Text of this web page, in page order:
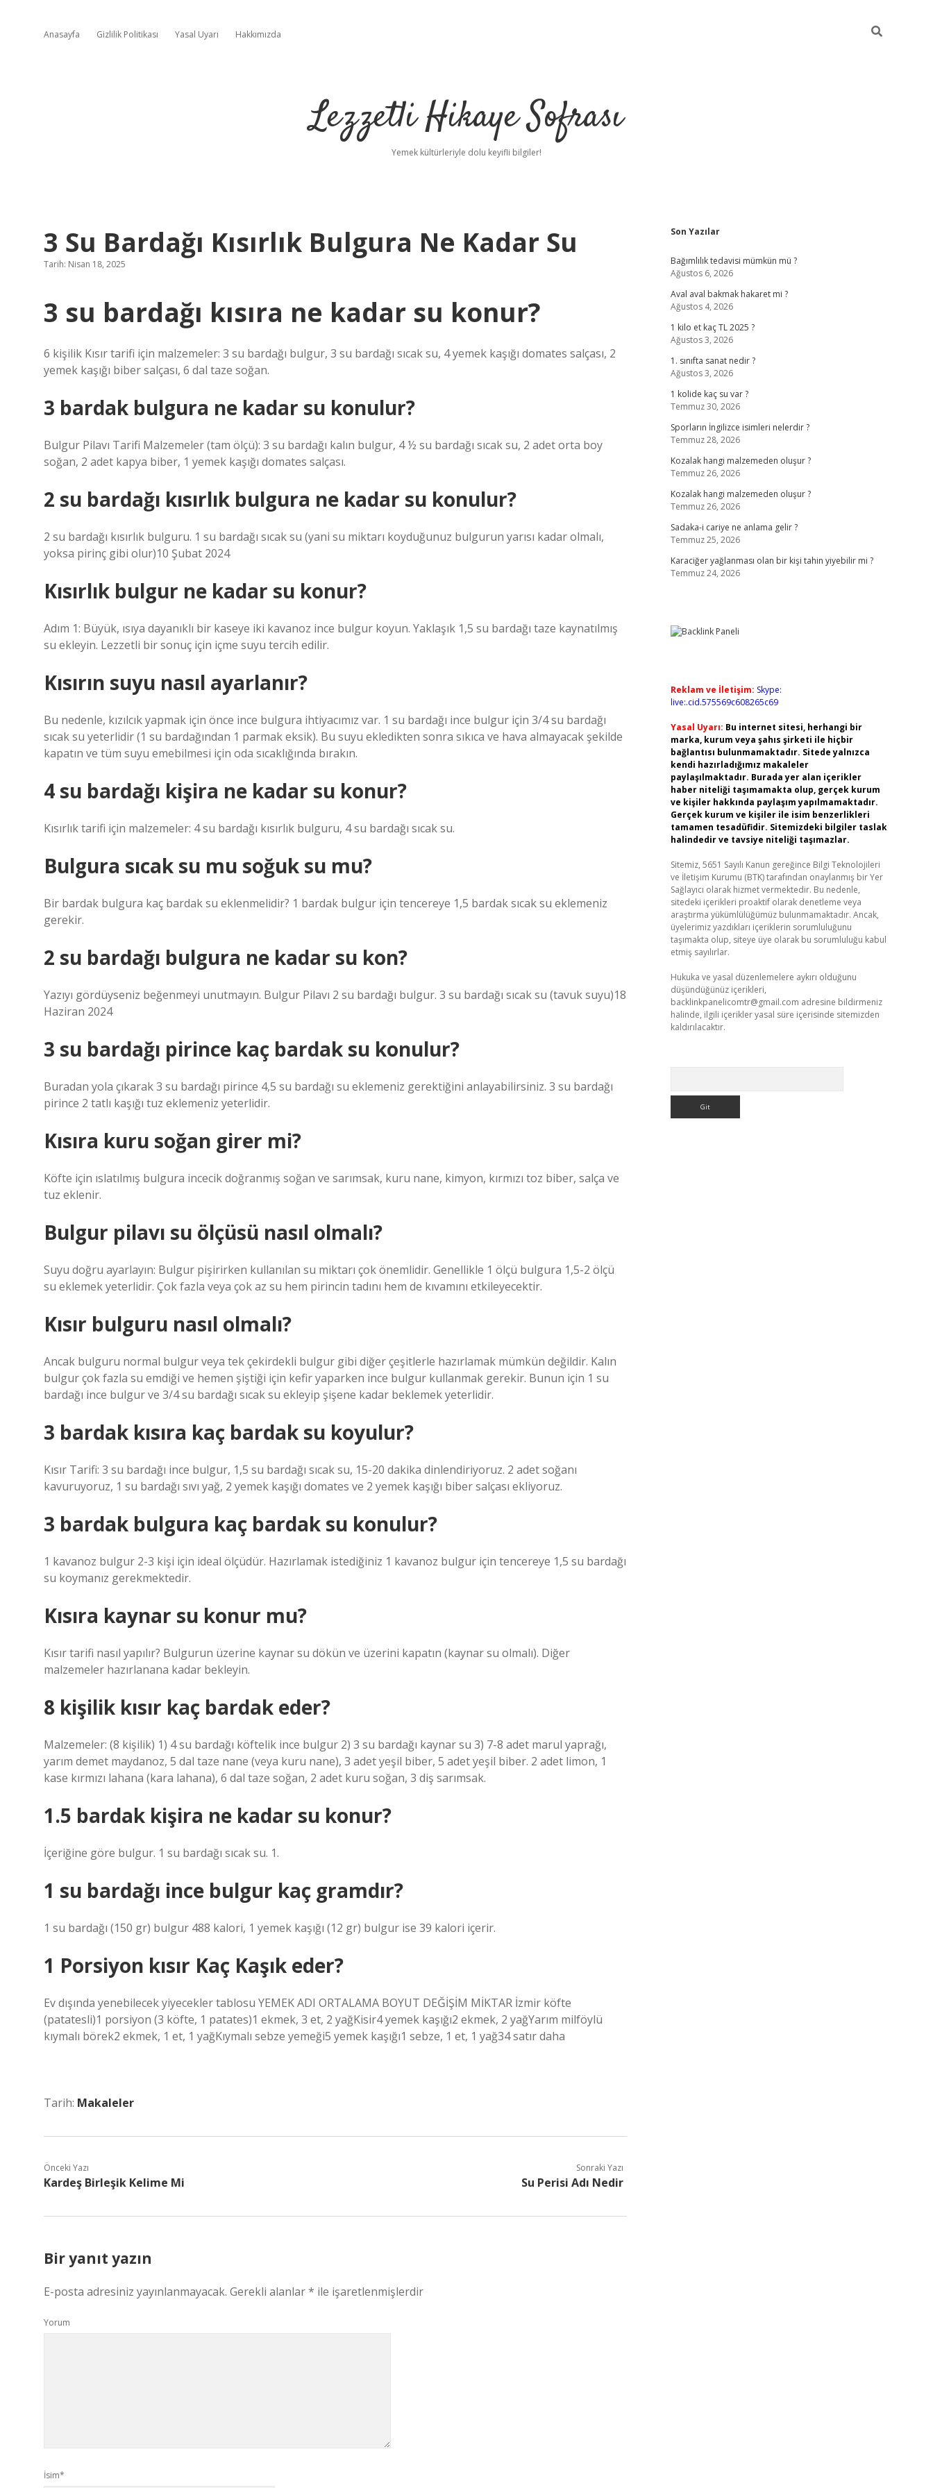
Anasayfa Gizlilik Politikası Yasal Uyarı Hakkımızda
Lezzetli Hikaye Sofrası
Yemek kültürleriyle dolu keyifli bilgiler!
3 Su Bardağı Kısırlık Bulgura Ne Kadar Su
Tarih: Nisan 18, 2025
3 su bardağı kısıra ne kadar su konur?
6 kişilik Kısır tarifi için malzemeler: 3 su bardağı bulgur, 3 su bardağı sıcak su, 4 yemek kaşığı domates salçası, 2
yemek kaşığı biber salçası, 6 dal taze soğan.
3 bardak bulgura ne kadar su konulur?
Bulgur Pilavı Tarifi Malzemeler (tam ölçü): 3 su bardağı kalın bulgur, 4 ½ su bardağı sıcak su, 2 adet orta boy
soğan, 2 adet kapya biber, 1 yemek kaşığı domates salçası.
2 su bardağı kısırlık bulgura ne kadar su konulur?
2 su bardağı kısırlık bulguru. 1 su bardağı sıcak su (yani su miktarı koyduğunuz bulgurun yarısı kadar olmalı,
yoksa pirinç gibi olur)10 Şubat 2024
Kısırlık bulgur ne kadar su konur?
Adım 1: Büyük, ısıya dayanıklı bir kaseye iki kavanoz ince bulgur koyun. Yaklaşık 1,5 su bardağı taze kaynatılmış
su ekleyin. Lezzetli bir sonuç için içme suyu tercih edilir.
Kısırın suyu nasıl ayarlanır?
Bu nedenle, kızılcık yapmak için önce ince bulgura ihtiyacımız var. 1 su bardağı ince bulgur için 3/4 su bardağı
sıcak su yeterlidir (1 su bardağından 1 parmak eksik). Bu suyu ekledikten sonra sıkıca ve hava almayacak şekilde
kapatın ve tüm suyu emebilmesi için oda sıcaklığında bırakın.
4 su bardağı kişira ne kadar su konur?
Kısırlık tarifi için malzemeler: 4 su bardağı kısırlık bulguru, 4 su bardağı sıcak su.
Bulgura sıcak su mu soğuk su mu?
Bir bardak bulgura kaç bardak su eklenmelidir? 1 bardak bulgur için tencereye 1,5 bardak sıcak su eklemeniz
gerekir.
2 su bardağı bulgura ne kadar su kon?
Yazıyı gördüyseniz beğenmeyi unutmayın. Bulgur Pilavı 2 su bardağı bulgur. 3 su bardağı sıcak su (tavuk suyu)18
Haziran 2024
3 su bardağı pirince kaç bardak su konulur?
Buradan yola çıkarak 3 su bardağı pirince 4,5 su bardağı su eklemeniz gerektiğini anlayabilirsiniz. 3 su bardağı
pirince 2 tatlı kaşığı tuz eklemeniz yeterlidir.
Kısıra kuru soğan girer mi?
Köfte için ıslatılmış bulgura incecik doğranmış soğan ve sarımsak, kuru nane, kimyon, kırmızı toz biber, salça ve
tuz eklenir.
Bulgur pilavı su ölçüsü nasıl olmalı?
Suyu doğru ayarlayın: Bulgur pişirirken kullanılan su miktarı çok önemlidir. Genellikle 1 ölçü bulgura 1,5-2 ölçü
su eklemek yeterlidir. Çok fazla veya çok az su hem pirincin tadını hem de kıvamını etkileyecektir.
Kısır bulguru nasıl olmalı?
Ancak bulguru normal bulgur veya tek çekirdekli bulgur gibi diğer çeşitlerle hazırlamak mümkün değildir. Kalın
bulgur çok fazla su emdiği ve hemen şiştiği için kefir yaparken ince bulgur kullanmak gerekir. Bunun için 1 su
bardağı ince bulgur ve 3/4 su bardağı sıcak su ekleyip şişene kadar beklemek yeterlidir.
3 bardak kısıra kaç bardak su koyulur?
Kısır Tarifi: 3 su bardağı ince bulgur, 1,5 su bardağı sıcak su, 15-20 dakika dinlendiriyoruz. 2 adet soğanı
kavuruyoruz, 1 su bardağı sıvı yağ, 2 yemek kaşığı domates ve 2 yemek kaşığı biber salçası ekliyoruz.
3 bardak bulgura kaç bardak su konulur?
1 kavanoz bulgur 2-3 kişi için ideal ölçüdür. Hazırlamak istediğiniz 1 kavanoz bulgur için tencereye 1,5 su bardağı
su koymanız gerekmektedir.
Kısıra kaynar su konur mu?
Kısır tarifi nasıl yapılır? Bulgurun üzerine kaynar su dökün ve üzerini kapatın (kaynar su olmalı). Diğer
malzemeler hazırlanana kadar bekleyin.
8 kişilik kısır kaç bardak eder?
Malzemeler: (8 kişilik) 1) 4 su bardağı köftelik ince bulgur 2) 3 su bardağı kaynar su 3) 7-8 adet marul yaprağı,
yarım demet maydanoz, 5 dal taze nane (veya kuru nane), 3 adet yeşil biber, 5 adet yeşil biber. 2 adet limon, 1
kase kırmızı lahana (kara lahana), 6 dal taze soğan, 2 adet kuru soğan, 3 diş sarımsak.
1.5 bardak kişira ne kadar su konur?
İçeriğine göre bulgur. 1 su bardağı sıcak su. 1.
1 su bardağı ince bulgur kaç gramdır?
1 su bardağı (150 gr) bulgur 488 kalori, 1 yemek kaşığı (12 gr) bulgur ise 39 kalori içerir.
1 Porsiyon kısır Kaç Kaşık eder?
Ev dışında yenebilecek yiyecekler tablosu YEMEK ADI ORTALAMA BOYUT DEĞİŞİM MİKTAR İzmir köfte
(patatesli)1 porsiyon (3 köfte, 1 patates)1 ekmek, 3 et, 2 yağKisir4 yemek kaşığı2 ekmek, 2 yağYarım milföylü
kıymalı börek2 ekmek, 1 et, 1 yağKıymalı sebze yemeği5 yemek kaşığı1 sebze, 1 et, 1 yağ34 satır daha
Tarih: Makaleler
Önceki Yazı
Kardeş Birleşik Kelime Mi
Sonraki Yazı
Su Perisi Adı Nedir
Bir yanıt yazın
E-posta adresiniz yayınlanmayacak. Gerekli alanlar* ile işaretlenmişlerdir
Yorum
İsim*
Sidebar
Son Yazılar
Bağımlılık tedavisi mümkün mü ?
Ağustos 6, 2026
Aval aval bakmak hakaret mi ?
Ağustos 4, 2026
1 kilo et kaç TL 2025 ?
Ağustos 3, 2026
1. sınıfta sanat nedir ?
Ağustos 3, 2026
1 kolide kaç su var ?
Temmuz 30, 2026
Sporların İngilizce isimleri nelerdir ?
Temmuz 28, 2026
Kozalak hangi malzemeden oluşur ?
Temmuz 26, 2026
Kozalak hangi malzemeden oluşur ?
Temmuz 26, 2026
Sadaka-i cariye ne anlama gelir ?
Temmuz 25, 2026
Karaciğer yağlanması olan bir kişi tahin yiyebilir mi ?
Temmuz 24, 2026
Reklam ve İletişim: Skype:
live:.cid.575569c608265c69
Yasal Uyarı: Bu internet sitesi, herhangi bir
marka, kurum veya şahıs şirketi ile hiçbir
bağlantısı bulunmamaktadır. Sitede yalnızca
kendi hazırladığımız makaleler
paylaşılmaktadır. Burada yer alan içerikler
haber niteliği taşımamakta olup, gerçek kurum
ve kişiler hakkında paylaşım yapılmamaktadır.
Gerçek kurum ve kişiler ile isim benzerlikleri
tamamen tesadüfidir. Sitemizdeki bilgiler taslak
halindedir ve tavsiye niteliği taşımazlar.
Sitemiz, 5651 Sayılı Kanun gereğince Bilgi Teknolojileri
ve İletişim Kurumu (BTK) tarafından onaylanmış bir Yer
Sağlayıcı olarak hizmet vermektedir. Bu nedenle,
sitedeki içerikleri proaktif olarak denetleme veya
araştırma yükümlülüğümüz bulunmamaktadır. Ancak,
üyelerimiz yazdıkları içeriklerin sorumluluğunu
taşımakta olup, siteye üye olarak bu sorumluluğu kabul
etmiş sayılırlar.
Hukuka ve yasal düzenlemelere aykırı olduğunu
düşündüğünüz içerikleri,
backlinkpanelicomtr@gmail.com adresine bildirmeniz
halinde, ilgili içerikler yasal süre içerisinde sitemizden
kaldırılacaktır.